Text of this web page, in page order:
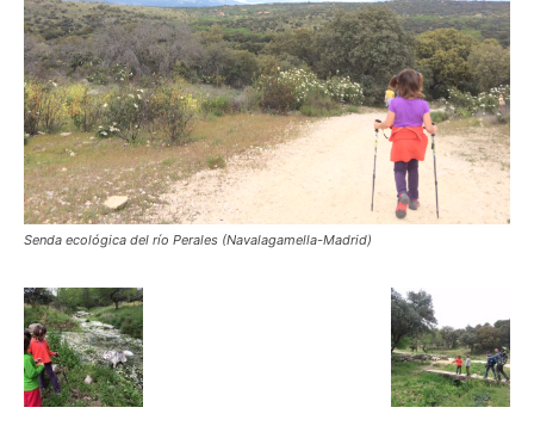
Senda ecológica del río Perales (Navalagamella-Madrid)